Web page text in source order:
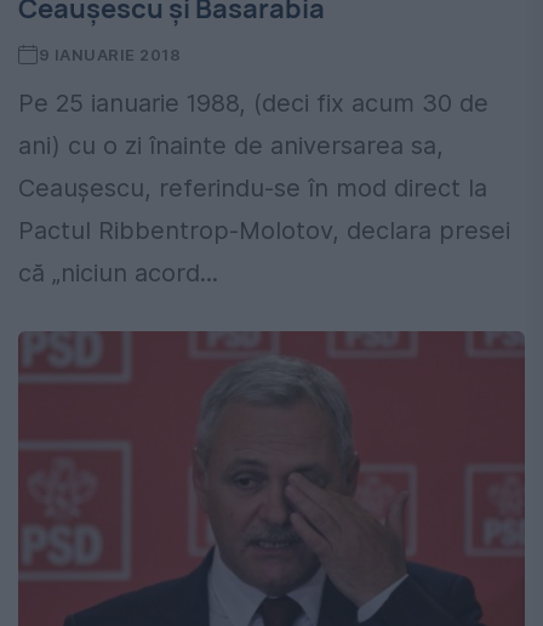
Ceaușescu și Basarabia
9 IANUARIE 2018
Pe 25 ianuarie 1988, (deci fix acum 30 de
ani) cu o zi înainte de aniversarea sa,
Ceaușescu, referindu-se în mod direct la
Pactul Ribbentrop-Molotov, declara presei
că „niciun acord...